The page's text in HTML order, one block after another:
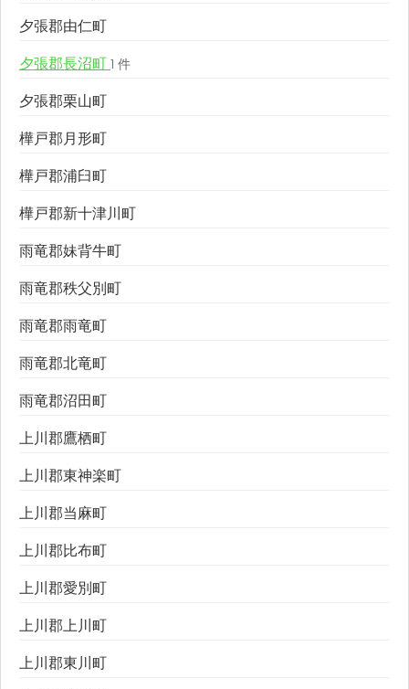
夕張郡由仁町
夕張郡長沼町 1 件
夕張郡栗山町
樺戸郡月形町
樺戸郡浦臼町
樺戸郡新十津川町
雨竜郡妹背牛町
雨竜郡秩父別町
雨竜郡雨竜町
雨竜郡北竜町
雨竜郡沼田町
上川郡鷹栖町
上川郡東神楽町
上川郡当麻町
上川郡比布町
上川郡愛別町
上川郡上川町
上川郡東川町